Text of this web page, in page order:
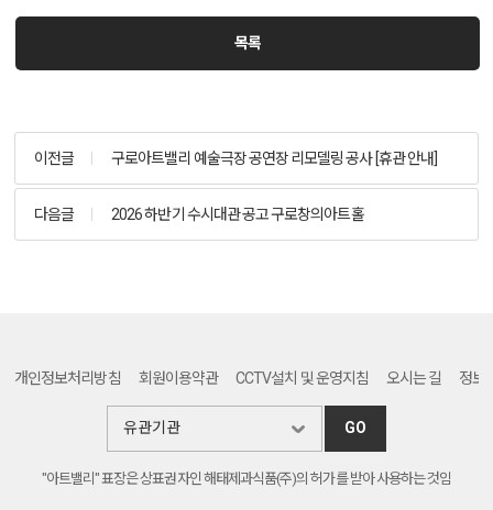
목록
이전글 구로아트밸리 예술극장 공연장 리모델링 공사 [휴관 안내]
다음글 2026 하반기 수시대관 공고 구로창의아트홀
개인정보처리방침 회원이용약관 CCTV설치 및 운영지침 오시는 길 정보
GO
"아트밸리" 표장은 상표권자인 해태제과식품(주)의 허가를 받아 사용하는 것임